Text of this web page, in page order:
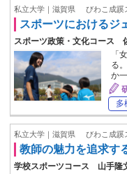
私立大学｜滋賀県 びわこ成蹊
スポーツにおけるジ
スポーツ政策・文化コース
「
る
か
多
私立大学｜滋賀県 びわこ成蹊
教師の魅力を追求す
学校スポーツコース 山手隆